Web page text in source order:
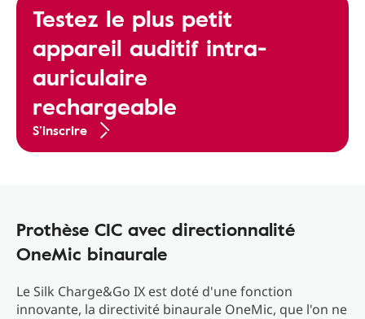
Testez le plus petit
appareil auditif intra-
auriculaire
rechargeable
S’inscrire
Prothèse CIC avec directionnalité
OneMic binaurale
Le Silk Charge&Go IX est doté d'une fonction
innovante, la directivité binaurale OneMic, que l'on ne